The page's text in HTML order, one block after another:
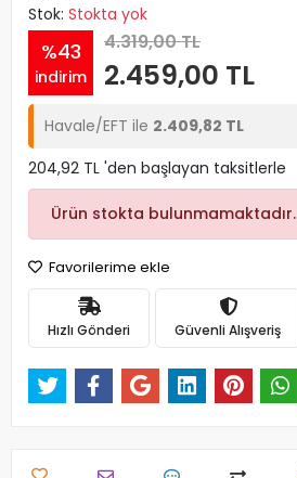
Stok: Stokta yok
%43
indirim
4.319,00 TL
2.459,00 TL
Havale/EFT ile 2.409,82 TL
204,92 TL 'den başlayan taksitlerle
Ürün stokta bulunmamaktadır.
Favorilerime ekle
Hızlı Gönderi Güvenli Alışveriş